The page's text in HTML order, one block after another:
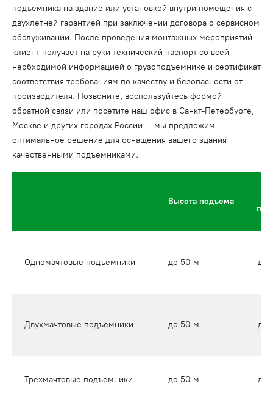
подъемника на здание или установкой внутри помещения с
двухлетней гарантией при заключении договора о сервисном
обслуживании. После проведения монтажных мероприятий
клиент получает на руки технический паспорт со всей
необходимой информацией о грузоподъемнике и сертификат
соответствия требованиям по качеству и безопасности от
производителя. Позвоните, воспользуйтесь формой
обратной связи или посетите наш офис в Санкт-Петербурге,
Москве и других городах России – мы предложим
оптимальное решение для оснащения вашего здания
качественными подъемниками.
Высота подъема
Одномачтовые подъемники до 50 м до
Двухмачтовые подъемники до 50 м до
Трехмачтовые подъемники до 50 м до